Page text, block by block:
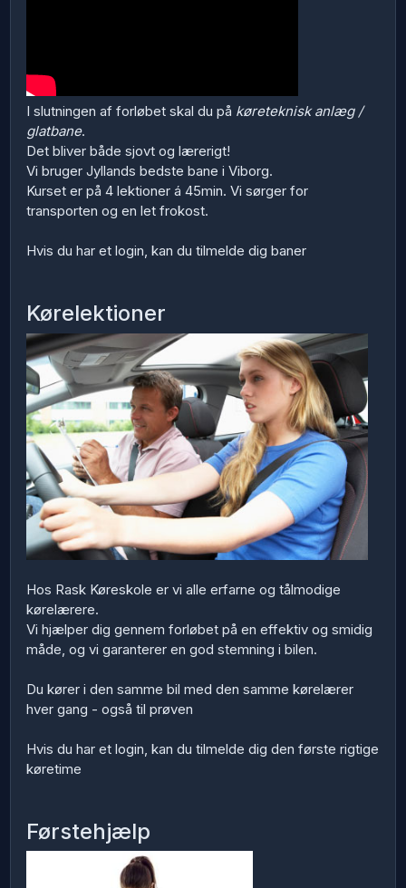
I slutningen af forløbet skal du på køreteknisk anlæg /
glatbane.
Det bliver både sjovt og lærerigt!
Vi bruger Jyllands bedste bane i Viborg.
Kurset er på 4 lektioner á 45min. Vi sørger for
transporten og en let frokost.
Hvis du har et login, kan du tilmelde dig baner
Kørelektioner
Hos Rask Køreskole er vi alle erfarne og tålmodige
kørelærere.
Vi hjælper dig gennem forløbet på en effektiv og smidig
måde, og vi garanterer en god stemning i bilen.
Du kører i den samme bil med den samme kørelærer
hver gang - også til prøven
Hvis du har et login, kan du tilmelde dig den første rigtige
køretime
Førstehjælp